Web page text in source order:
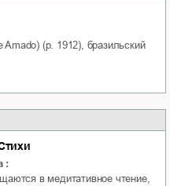
Amado) (р. 1912), бразильский
:
в медитативное чтение,